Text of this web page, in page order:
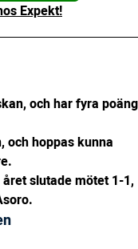
Expekt!
och har fyra poäng
och hoppas kunna
slutade mötet 1-1,